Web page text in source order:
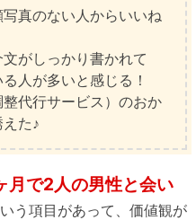
真のない人からいいね
がしっかり書かれて
人が多いと感じる！
代行サービス）のおか
た♪
月で2人の男性と会い
う項目があって、価値観が